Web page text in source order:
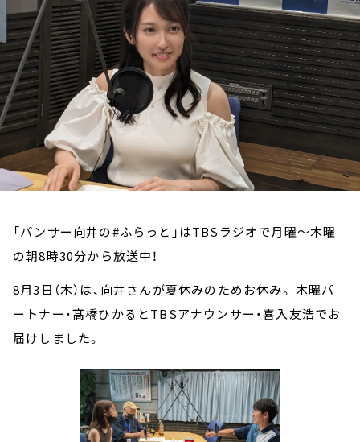
「パンサー向井の#ふらっと」はTBSラジオで月曜～木曜
の朝8時30分から放送中！
8月3日（木）は、向井さんが夏休みのためお休み。 木曜パ
ートナー・髙橋ひかるとTBSアナウンサー・喜入友浩でお
届けしました。